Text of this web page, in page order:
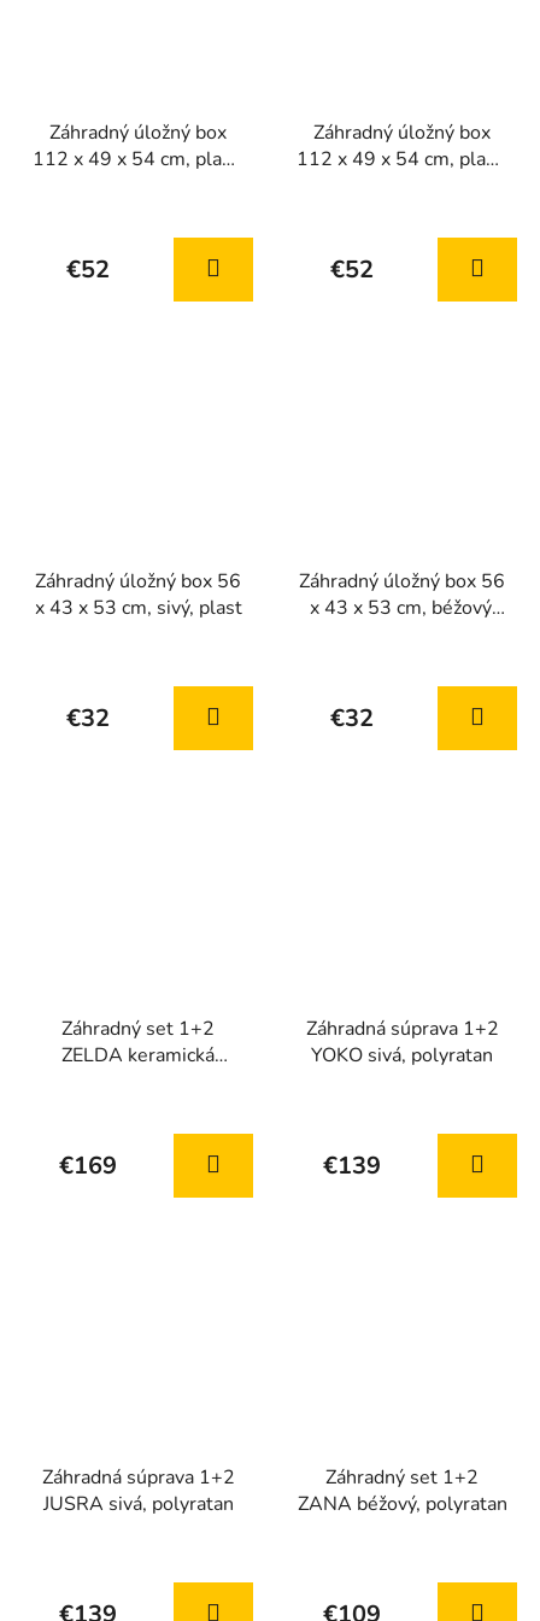
Záhradný úložný box
112 x 49 x 54 cm, plast,
€52
Záhradný úložný box
112 x 49 x 54 cm, plast,
€52
Záhradný úložný box 56
x 43 x 53 cm, sivý, plast
€32
Záhradný úložný box 56
x 43 x 53 cm, béžový,
€32
Záhradný set 1+2
ZELDA keramická
€169
Záhradná súprava 1+2
YOKO sivá, polyratan
€139
Záhradná súprava 1+2
JUSRA sivá, polyratan
€139
Záhradný set 1+2
ZANA béžový, polyratan
€109